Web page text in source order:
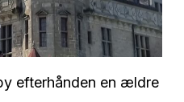
efterhånden en ældre